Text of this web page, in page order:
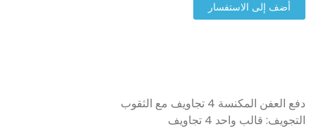
أضف إلى الاستفسار
دفع العفن المكنسة 4 تجاويف مع الثقوب
التجويف: قالب واحد 4 تجاويف